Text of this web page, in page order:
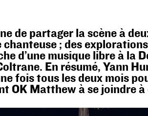
de partager la scène à
; des
d’une musique libre à la
En résumé, Yann
fois tous les deux mois
OK Matthew à se joindre à